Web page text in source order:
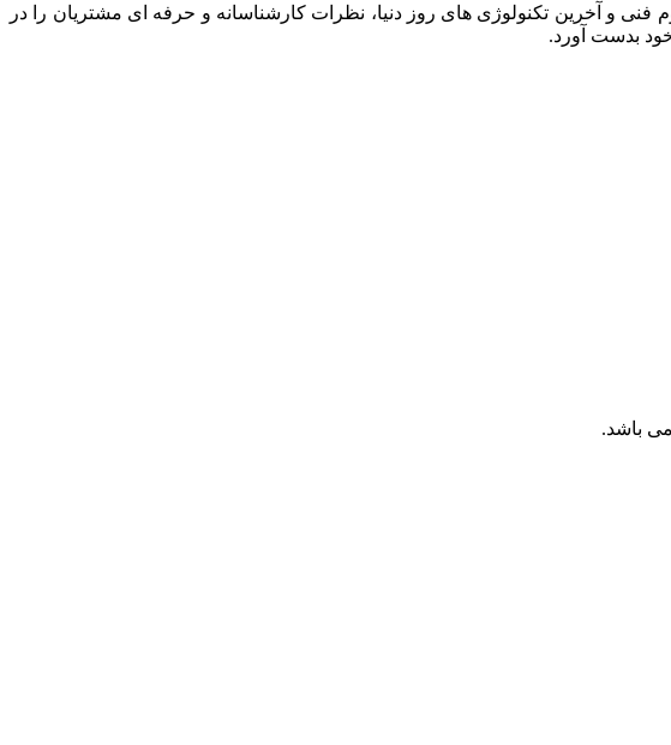
و آخرین تکنولوژی های روز دنیا، نظرات کارشناسانه و حرفه ای مشتریان را در
خود بدست آورد.
باشد.